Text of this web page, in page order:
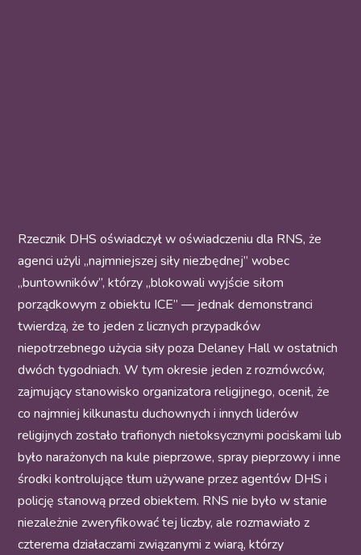
Rzecznik DHS oświadczył w oświadczeniu dla RNS, że
agenci użyli „najmniejszej siły niezbędnej” wobec
„buntowników”, którzy „blokowali wyjście siłom
porządkowym z obiektu ICE” — jednak demonstranci
twierdzą, że to jeden z licznych przypadków
niepotrzebnego użycia siły poza Delaney Hall w ostatnich
dwóch tygodniach. W tym okresie jeden z rozmówców,
zajmujący stanowisko organizatora religijnego, ocenił, że
co najmniej kilkunastu duchownych i innych liderów
religijnych zostało trafionych nietoksycznymi pociskami lub
było narażonych na kule pieprzowe, spray pieprzowy i inne
środki kontrolujące tłum używane przez agentów DHS i
policję stanową przed obiektem. RNS nie było w stanie
niezależnie zweryfikować tej liczby, ale rozmawiało z
czterema działaczami związanymi z wiarą, którzy